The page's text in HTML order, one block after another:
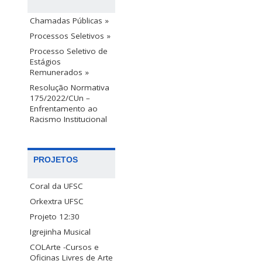
Chamadas Públicas »
Processos Seletivos »
Processo Seletivo de
Estágios
Remunerados »
Resolução Normativa
175/2022/CUn –
Enfrentamento ao
Racismo Institucional
PROJETOS
Coral da UFSC
Orkextra UFSC
Projeto 12:30
Igrejinha Musical
COLArte -Cursos e
Oficinas Livres de Arte